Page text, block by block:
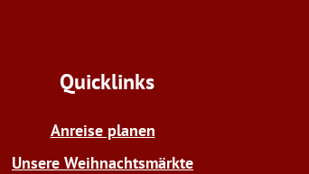
Quicklinks
Anreise planen
Unsere Weihnachtsmärkte